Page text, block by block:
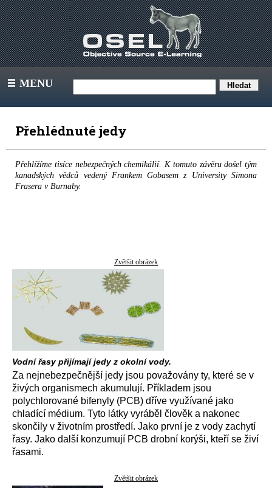
III MENU
Přehlédnuté jedy
Přehlížíme tisíce nebezpečných chemikálií. K tomuto závěru došel tým
kanadských vědců vedený Frankem Gobasem z University Simona
Frasera v Burnaby.
Zvětšit obrázek
Vodní řasy přijímají jedy z okolní vody.
Za nejnebezpečnější jedy jsou považovány ty, které se v
živých organismech akumulují. Příkladem jsou
polychlorované bifenyly (PCB) dříve využívané jako
chladící médium. Tyto látky vyráběl člověk a nakonec
skončily v životním prostředí. Jako první je z vody zachytí
řasy. Jako další konzumují PCB drobní korýši, kteří se živí
řasami.
Zvětšit obrázek